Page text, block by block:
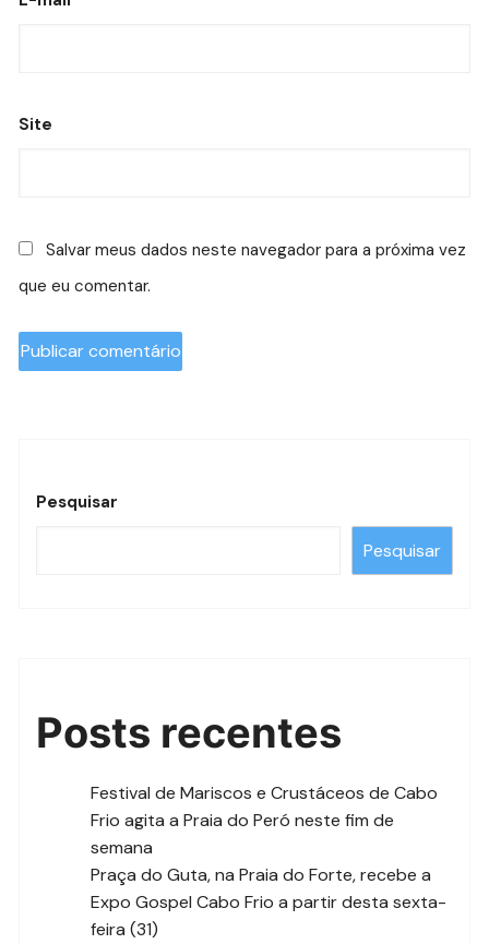
Site
Salvar meus dados neste navegador para a próxima vez
que eu comentar.
Pesquisar
Pesquisar
Posts recentes
Festival de Mariscos e Crustáceos de Cabo
Frio agita a Praia do Peró neste fim de
semana
Praça do Guta, na Praia do Forte, recebe a
Expo Gospel Cabo Frio a partir desta sexta-
feira (31)